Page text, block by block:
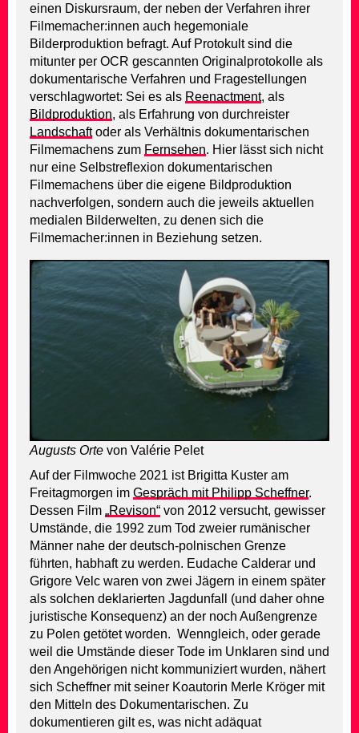
einen Diskursraum, der neben der Verfahren ihrer
Filmemacher:innen auch hegemoniale
Bilderproduktion befragt. Auf Protokult sind die
mitunter per OCR gescannten Originalprotokolle als
dokumentarische Verfahren und Fragestellungen
verschlagwortet: Sei es als Reenactment, als
Bildproduktion, als Erfahrung von durchreister
Landschaftoder als Verhältnis dokumentarischen
Filmemachens zum Fernsehen. Hier lässt sich nicht
nur eine Selbstreflexion dokumentarischen
Filmemachens über die eigene Bildproduktion
nachverfolgen, sondern auch die jeweils aktuellen
medialen Bilderwelten, zu denen sich die
Filmemacher:innen in Beziehung setzen.
Augusts Orte von Valérie Pelet
Auf der Filmwoche 2021 ist Brigitta Kuster am
Freitagmorgen im Gespräch mit Philipp Scheffner.
Dessen Film „Revison“ von 2012 versucht, gewisser
Umstände, die 1992 zum Tod zweier rumänischer
Männer nahe der deutsch-polnischen Grenze
führten, habhaft zu werden. Eudache Calderar und
Grigore Velc waren von zwei Jägern in einem später
als solchen deklarierten Jagdunfall (und daher ohne
juristische Konsequenz) an der noch Außengrenze
zu Polen getötet worden. Wenngleich, oder gerade
weil die Umstände dieser Tode im Unklaren sind und
den Angehörigen nicht kommuniziert wurden, nähert
sich Scheffner mit seiner Koautorin Merle Kröger mit
den Mitteln des Dokumentarischen. Zu
dokumentieren gilt es, was nicht adäquat